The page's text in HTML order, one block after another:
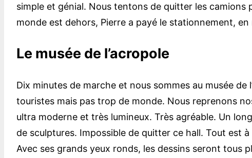
simple et génial. Nous tentons de quitter les camions
monde est dehors, Pierre a payé le stationnement, en
Le musée de l’acropole
Dix minutes de marche et nous sommes au musée de
touristes mais pas trop de monde. Nous reprenons
ultra moderne et très lumineux. Très agréable. Un
de sculptures. Impossible de quitter ce hall. Tout est
Avec ses grands yeux ronds, les dessins seront tous